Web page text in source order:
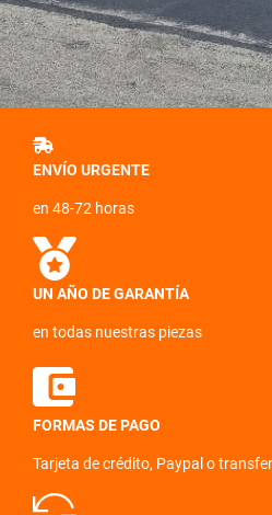
ENVÍO URGENTE
en 48-72 horas
UN AÑO DE GARANTÍA
en todas nuestras piezas
FORMAS DE PAGO
Tarjeta de crédito, Paypal o